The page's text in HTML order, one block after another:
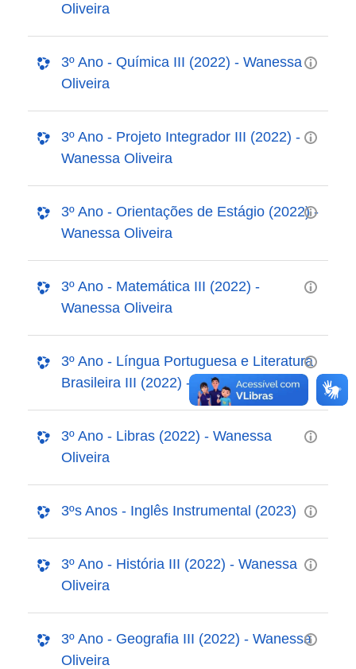
Oliveira
3º Ano - Química III (2022) - Wanessa
Oliveira
3º Ano - Projeto Integrador III (2022) -
Wanessa Oliveira
3º Ano - Orientações de Estágio (2022) -
Wanessa Oliveira
3º Ano - Matemática III (2022) -
Wanessa Oliveira
3º Ano - Língua Portuguesa e Literatura
Brasileira III (2022) - Wanessa Oliveira
3º Ano - Libras (2022) - Wanessa
Oliveira
3ºs Anos - Inglês Instrumental (2023)
3º Ano - História III (2022) - Wanessa
Oliveira
3º Ano - Geografia III (2022) - Wanessa
Oliveira